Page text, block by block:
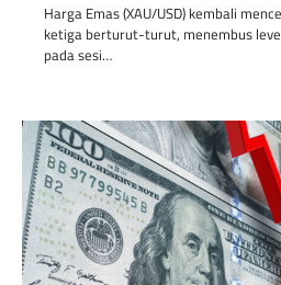
Harga Emas (XAU/USD) kembali
ketiga berturut-turut, menembus
pada sesi…